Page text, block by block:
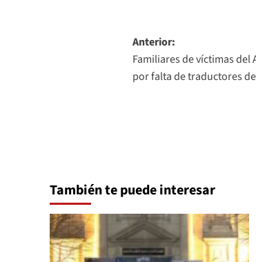
Navegación
de
entradas
Anterior:
Familiares de víctimas del
por falta de traductores
También te puede interesar